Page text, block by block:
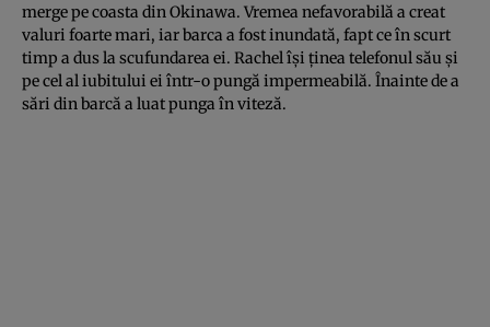
merge pe coasta din Okinawa. Vremea nefavorabilă a creat
valuri foarte mari, iar barca a fost inundată, fapt ce în scurt
timp a dus la scufundarea ei. Rachel îşi ţinea telefonul său şi
pe cel al iubitului ei într-o pungă impermeabilă. Înainte de a
sări din barcă a luat punga în viteză.